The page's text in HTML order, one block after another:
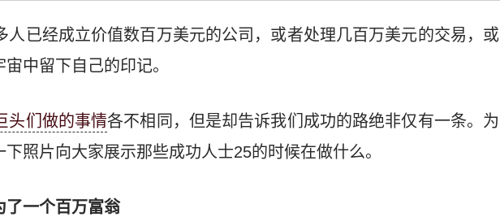
人已经成立价值数百万美元的公司，或者处理几百万美元的交易，或
中留下自己的印记。
头们做的事情各不相同，但是却告诉我们成功的路绝非仅有一条。为
照片向大家展示那些成功人士25的时候在做什么。
了一个百万富翁